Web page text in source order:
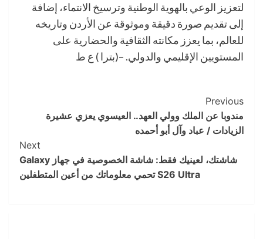
لتعزيز الوعي بالهوية الوطنية وترسيخ الانتماء، إضافة
إلى تقديم صورة دقيقة وموثوقة عن الأردن وتاريخه
للعالم، بما يعزز مكانته الثقافية والحضارية على
المستويين الإقليمي والدولي. –(بترا ) ع ط
Post
Navigation
Previous
مندوبا عن الملك وولي العهد.. العيسوي يعزي عشيرة
الزيادات / عباد وآل أبو أحمده
Next
شاشتك، لعينيك فقط: شاشة الخصوصية في جهاز Galaxy
S26 Ultra تحمي معلوماتك من أعين المتطفلين